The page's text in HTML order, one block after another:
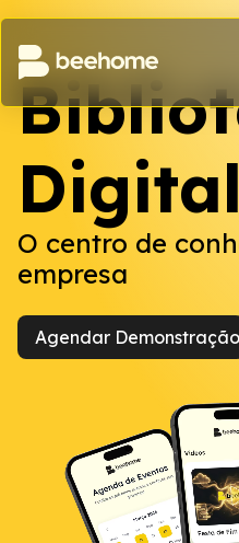
Digital
O centro de
empresa
Agendar Demonstração